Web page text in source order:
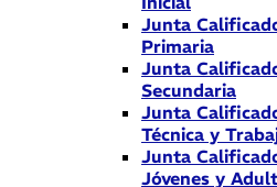
Junta
Primaria
Junta
Secundaria
Junta
Técnica y
Junta
Jóvenes y